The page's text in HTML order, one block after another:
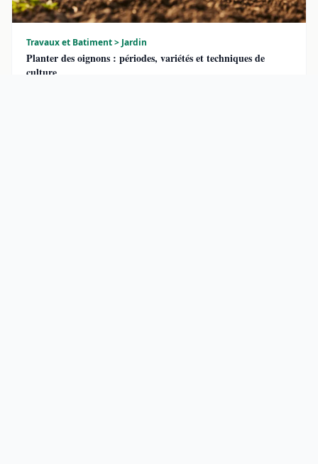
Travaux et Batiment > Jardin
Planter des oignons : périodes, variétés et techniques de
culture